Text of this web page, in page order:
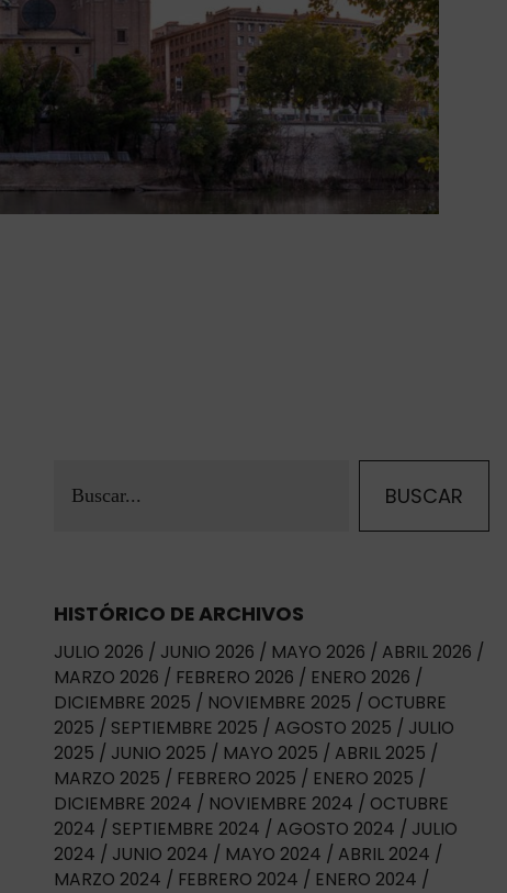
HISTÓRICO DE ARCHIVOS
JULIO 2026 JUNIO 2026 MAYO 2026
ABRIL 2026
MARZO 2026
FEBRERO 2026
ENERO 2026
DICIEMBRE 2025
NOVIEMBRE 2025
OCTUBRE
2025
SEPTIEMBRE 2025 AGOSTO 2025
JULIO
2025
JUNIO 2025 MAYO 2025
ABRIL 2025
MARZO 2025
FEBRERO 2025
ENERO 2025
DICIEMBRE 2024
NOVIEMBRE 2024
OCTUBRE
2024
SEPTIEMBRE 2024 AGOSTO 2024
JULIO
2024
JUNIO 2024 MAYO 2024
ABRIL 2024
MARZO 2024
FEBRERO 2024
ENERO 2024